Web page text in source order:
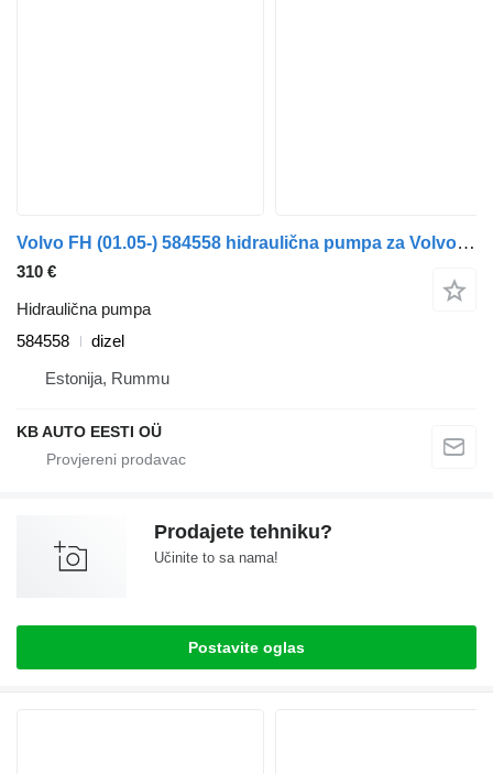
Volvo FH (01.05-) 584558 hidraulična pumpa za Volvo FH12, FH16, NH12, FH, VNL780 (1993-2014) kamiona
310 €
Hidraulična pumpa
584558
dizel
Estonija, Rummu
KB AUTO EESTI OÜ
Prodajete tehniku?
Učinite to sa nama!
Postavite oglas